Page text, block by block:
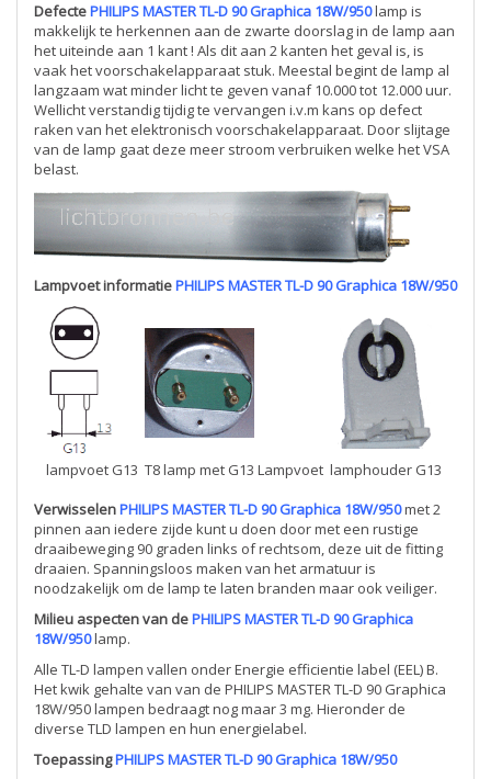
DefectePHILIPS MASTER TL-D 90 Graphica 18W/950lamp is
makkelijk te herkennen aan de zwarte doorslag in de lamp aan
het uiteinde aan 1 kant ! Als dit aan 2 kanten het geval is, is
vaak het voorschakelapparaat stuk. Meestal begint de lamp al
langzaam wat minder licht te geven vanaf 10.000 tot 12.000 uur.
Wellicht verstandig tijdig te vervangen i.v.m kans op defect
raken van het elektronisch voorschakelapparaat. Door slijtage
van de lamp gaat deze meer stroom verbruiken welke het VSA
belast.
Lampvoet informatiePHILIPS MASTER TL-D 90 Graphica 18W/950
lampvoet G13 T8 lamp met G13 Lampvoet lamphouder G13
VerwisselenPHILIPS MASTER TL-D 90 Graphica 18W/950met 2
pinnen aan iedere zijde kunt u doen door met een rustige
draaibeweging 90 graden links of rechtsom, deze uit de fitting
draaien. Spanningsloos maken van het armatuur is
noodzakelijk om de lamp te laten branden maar ook veiliger.
Milieu aspecten van dePHILIPS MASTER TL-D 90 Graphica
18W/950lamp.
Alle TL-D lampen vallen onder Energie efficientie label (EEL) B.
Het kwik gehalte van van de PHILIPS MASTER TL-D 90 Graphica
18W/950 lampen bedraagt nog maar 3 mg. Hieronder de
diverse TLD lampen en hun energielabel.
ToepassingPHILIPS MASTER TL-D 90 Graphica 18W/950